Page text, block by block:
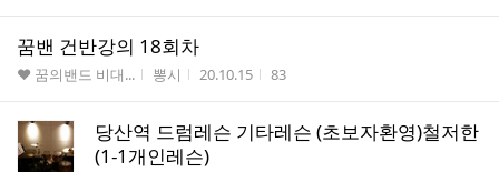
꿈밴 건반강의 18회차
게시판명
♥ 꿈의밴드 비대... 작성자
뽕시 작성시간
20.10.15 조회수
83
당산역 드럼레슨 기타레슨 (초보자환영)철저한
(1-1개인레슨)